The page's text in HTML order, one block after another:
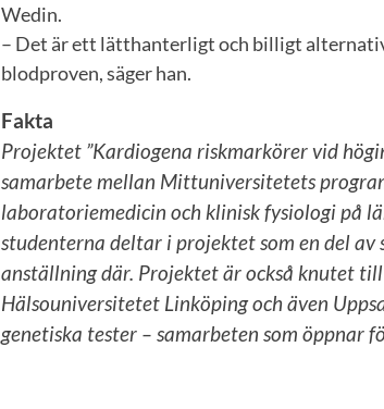
Wedin.
– Det är ett lätthanterligt och billigt
blodproven, säger han.
Fakta
Projektet ”Kardiogena riskmarkörer vid
samarbete mellan Mittuniversitetets
laboratoriemedicin och klinisk fysiologi på
studenterna deltar i projektet som en del
anställning där. Projektet är också knutet
Hälsouniversitetet Linköping och även
genetiska tester – samarbeten som öppnar